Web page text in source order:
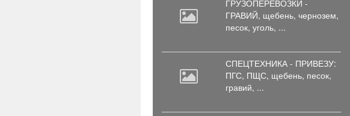
ГРУЗОПЕРЕВОЗКИ -
ГРАВИЙ, щебень, чернозем,
песок, уголь, ...
СПЕЦТЕХНИКА - ПРИВЕЗУ:
ПГС, ПЩС, щебень, песок,
гравий, ...